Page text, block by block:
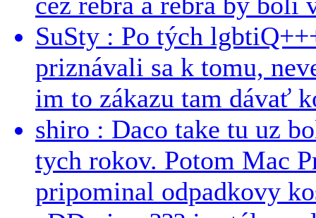
SuSty : Po tých
priznávali sa k tomu,
im to zákazu tam dávať
shiro : Daco take tu uz
tych rokov. Potom Mac
pripominal odpadkovy